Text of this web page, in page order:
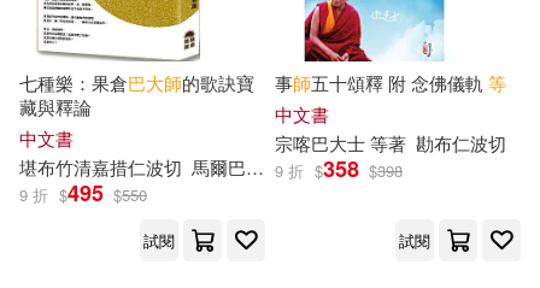
張德芳等（主編）(3)
張淑卿 Angel(3) 張翔等(3)
普雷斯頓．皮許(3)
曼利．帕爾默．霍爾(3)
化學工業出版社(8)
北京理工大學出版社(8)
北京聯合出版公司(8)
七種樂：果倉巴大師的歌訣寶
藏與釋論
中文書
堪布竹清嘉措仁波切 馬爾巴佛學會編譯小組 黃舞荻
9 折 $495 $550
試閱
事師五十頌釋 附 念佛儀軌 等
中文書
宗喀巴大士 等著 勘布仁波切
9 折 $358 $398
試閱